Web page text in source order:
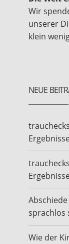
Wir
unserer
klein
NEUE
sprachlos
Wie der